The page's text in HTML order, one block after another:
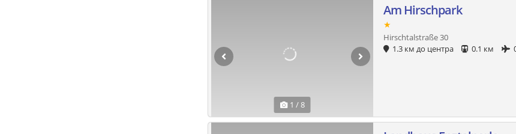
1 / 8
Am Hirschpark
★
Hirschtalstraße 30
1.3 км до центра
0.1 км